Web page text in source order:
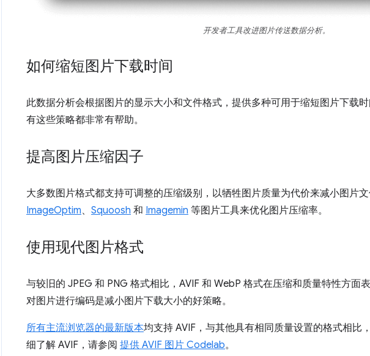
开发者工具改进图片传送数据分析。
如何缩短图片下载时间
此数据分析会根据图片的显示大小和文件格式，提供多种可用于缩短图片下载
有这些策略都非常有帮助。
提高图片压缩因子
大多数图片格式都支持可调整的压缩级别，以牺牲图片质量为代价来减小图片
ImageOptim、 Squoosh 和 Imagemin 等图片工具来优化图片压缩率。
使用现代图片格式
与较旧的 JPEG 和 PNG 格式相比，AVIF 和 WebP 格式在压缩和质量特性方面
对图片进行编码是减小图片下载大小的好策略。
所有主流浏览器的最新版本均支持 AVIF，与其他具有相同质量设置的格式相比
细了解 AVIF，请参阅 提供 AVIF 图片 Codelab。